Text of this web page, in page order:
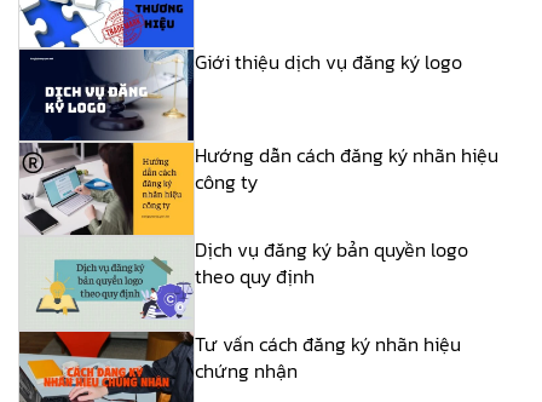
Giới thiệu dịch vụ đăng ký logo
Hướng dẫn cách đăng ký nhãn hiệu
công ty
Dịch vụ đăng ký bản quyền logo
theo quy định
Tư vấn cách đăng ký nhãn hiệu
chứng nhận